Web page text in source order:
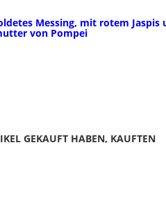
Messing, mit rotem Jaspis
von Pompei
GEKAUFT HABEN, KAUFTEN